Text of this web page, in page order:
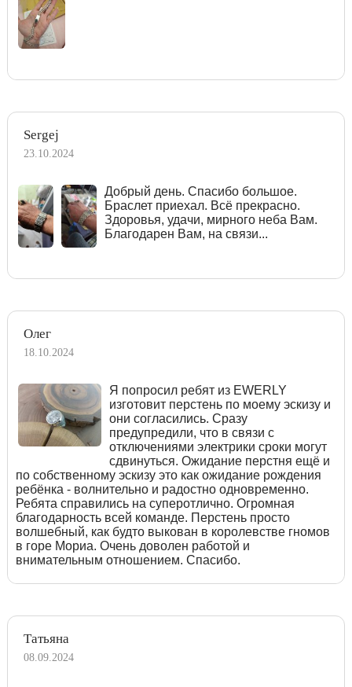
Sergej
23.10.2024
Добрый день. Спасибо большое.
Браслет приехал. Всё прекрасно.
Здоровья, удачи, мирного неба Вам.
Благодарен Вам, на связи...
Олег
18.10.2024
Я попросил ребят из EWERLY
изготовит перстень по моему эскизу и
они согласились. Сразу
предупредили, что в связи с
отключениями электрики сроки могут
сдвинуться. Ожидание перстня ещё и
по собственному эскизу это как ожидание рождения
ребёнка - волнительно и радостно одновременно.
Ребята справились на суперотлично. Огромная
благодарность всей команде. Перстень просто
волшебный, как будто выкован в королевстве гномов
в горе Мориа. Очень доволен работой и
внимательным отношением. Спасибо.
Татьяна
08.09.2024